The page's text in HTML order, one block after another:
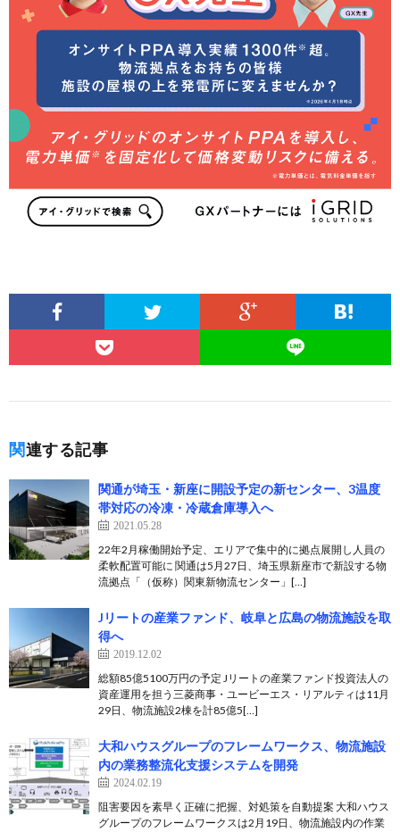
関連する記事
関通が埼玉・新座に開設予定の新センター、3温度
帯対応の冷凍・冷蔵倉庫導入へ
2021.05.28
22年2月稼働開始予定、エリアで集中的に拠点展開し人員の
柔軟配置可能に 関通は5月27日、埼玉県新座市で新設する物
流拠点「（仮称）関東新物流センター」[…]
Jリートの産業ファンド、岐阜と広島の物流施設を取
得へ
2019.12.02
総額85億5100万円の予定 Jリートの産業ファンド投資法人の
資産運用を担う三菱商事・ユービーエス・リアルティは11月
29日、物流施設2棟を計85億5[…]
大和ハウスグループのフレームワークス、物流施設
内の業務整流化支援システムを開発
2024.02.19
阻害要因を素早く正確に把握、対処策を自動提案 大和ハウス
グループのフレームワークスは2月19日、物流施設内の作業